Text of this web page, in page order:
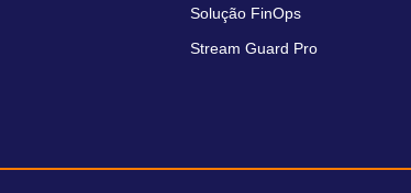
Solução FinOps
Stream Guard Pro